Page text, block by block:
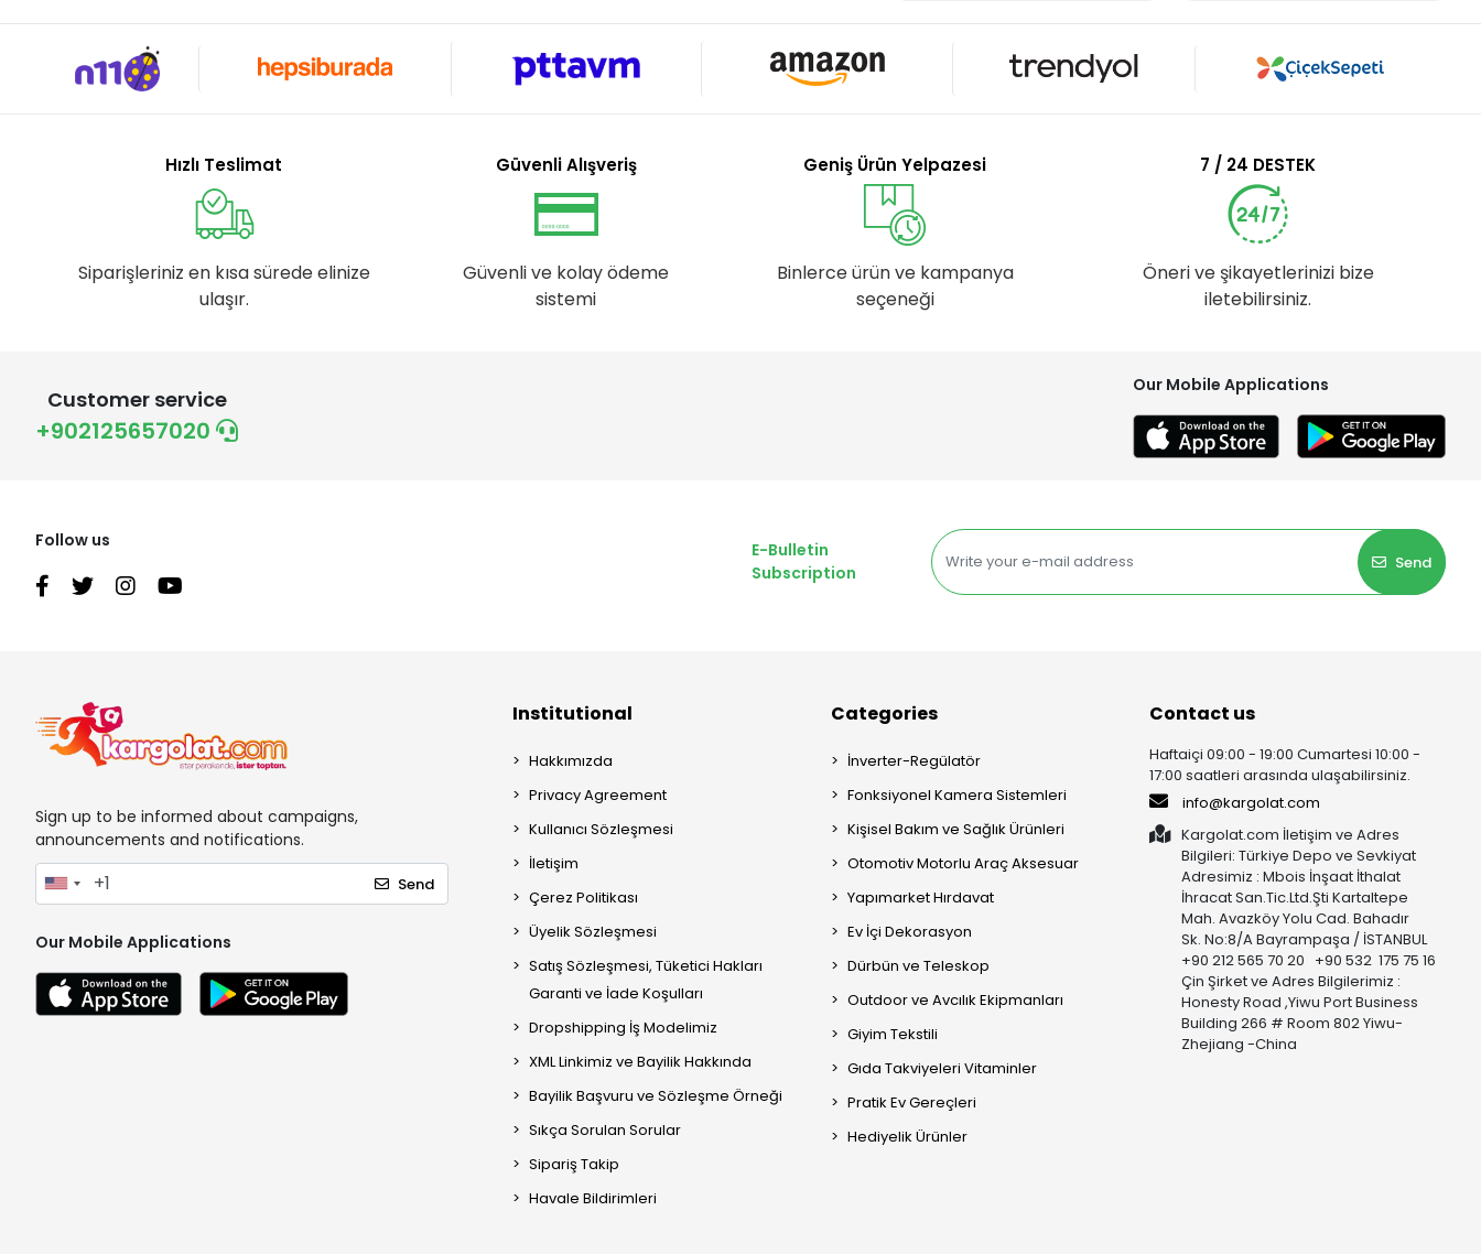
Hızlı Teslimat
Siparişleriniz en kısa sürede elinize
ulaşır.
Güvenli Alışveriş
Güvenli ve kolay ödeme
sistemi
Geniş Ürün Yelpazesi
Binlerce ürün ve kampanya
seçeneği
7 / 24 DESTEK
Öneri ve şikayetlerinizi bize
iletebilirsiniz.
Customer service
+902125657020
Our Mobile Applications
Follow us
E-Bulletin
Subscription
Send
Sign up to be informed about campaigns,
announcements and notifications.
Send
Our Mobile Applications
Institutional
Hakkımızda
Privacy Agreement
Kullanıcı Sözleşmesi
İletişim
Çerez Politikası
Üyelik Sözleşmesi
Satış Sözleşmesi, Tüketici Hakları
Garanti ve İade Koşulları
Dropshipping İş Modelimiz
XML Linkimiz ve Bayilik Hakkında
Bayilik Başvuru ve Sözleşme Örneği
Sıkça Sorulan Sorular
Sipariş Takip
Havale Bildirimleri
Categories
İnverter-Regülatör
Fonksiyonel Kamera Sistemleri
Kişisel Bakım ve Sağlık Ürünleri
Otomotiv Motorlu Araç Aksesuar
Yapımarket Hırdavat
Ev İçi Dekorasyon
Dürbün ve Teleskop
Outdoor ve Avcılık Ekipmanları
Giyim Tekstili
Gıda Takviyeleri Vitaminler
Pratik Ev Gereçleri
Hediyelik Ürünler
Contact us
Haftaiçi 09:00 - 19:00 Cumartesi 10:00 -
17:00 saatleri arasında ulaşabilirsiniz.
info@kargolat.com
Kargolat.com İletişim ve Adres
Bilgileri: Türkiye Depo ve Sevkiyat
Adresimiz : Mbois İnşaat İthalat
İhracat San.Tic.Ltd.Şti Kartaltepe
Mah. Avazköy Yolu Cad. Bahadır
Sk. No:8/A Bayrampaşa / İSTANBUL
+90 212 565 70 20 +90 532 175 75 16
Çin Şirket ve Adres Bilgilerimiz :
Honesty Road ,Yiwu Port Business
Building 266 # Room 802 Yiwu-
Zhejiang -China